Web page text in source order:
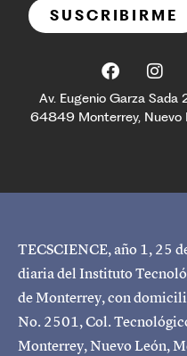
SUSCRIBIRME
Av. Eugenio Garza Sada
64849 Monterrey,
TECSCIENCE, año 1, 25
diaria del Instituto
de Monterrey, con
No. 2501, Col.
Monterrey, Nuevo León,